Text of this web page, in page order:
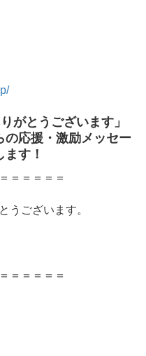
がとうございます」
の応援・激励メッセー
す！
＝＝＝＝＝
うございます。
＝＝＝＝＝